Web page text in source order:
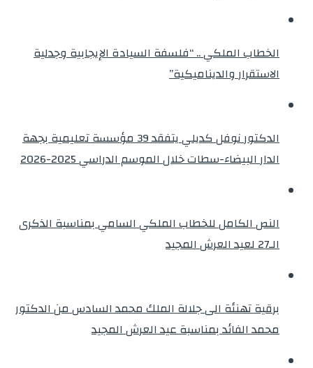
الخطاب الملكي .. “فلسفة السيادة الإيجابية وجدلية
الاستقرار والديناميكية”
الدكتور نوفل كديلي يتفقد 39 مؤسسة تعليمية بجهة
الدار البيضاء-سطات خلال الموسم الدراسي 2025-2026
النص الكامل للخطاب الملكي السامي بمناسبة الذكرى
الـ27 لعيد العرش المجيد
برقية تهنئة الى جلالة الملك محمد السادس من الدكتور
محمد الفائد بمناسبة عيد العرش المجيد